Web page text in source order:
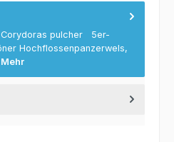
pulcher 5er-
Hochflossenpanzerwels,
Mehr